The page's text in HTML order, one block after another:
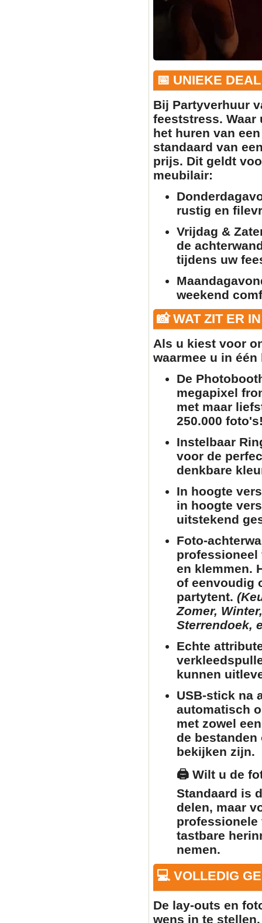
📅 UNIEKE
Bij Partyverhuur
feeststress.
het huren van
standaard van
prijs. Dit geldt
meubilair:
rustig en
Vrijdag &
de
tijdens uw
weekend
📸 WAT ZIT ER
Als u kiest voor
waarmee u in
De
megapixel
met maar
250.000
Instelbaar
voor de
denkbare
In hoogte
in hoogte
uitstekend
Foto-
professioneel
en klemmen.
of eenvoudig
partytent.
Zomer,
Sterrendoek,
Echte
kunnen
USB-stick na
automatisch
met zowel
de
bekijken zijn.
🖨️ Wilt u de
Standaard is
delen, maar
professionele
tastbare
nemen.
💻 VOLLEDIG
De lay-outs en
wens in te